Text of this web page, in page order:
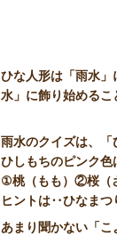
ひな人形は「雨水
水」に飾り始めるこ
雨水のクイズは、「
ひしもちのピンク色
①桃（もも）②桜（
ヒントは‥ひなまつ
あまり聞かない「こ